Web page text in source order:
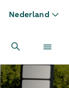
Nederland